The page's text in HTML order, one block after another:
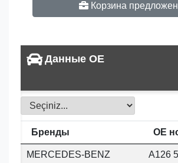
Корзина
Данные OE
Бренды OE
MERCEDES-BENZ A126